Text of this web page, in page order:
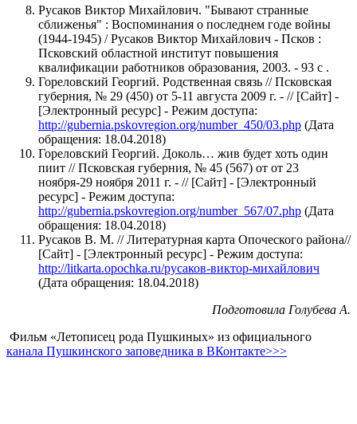
Русаков Виктор Михайлович. "Бывают странные
сближенья" : Воспоминания о последнем годе войны
(1944-1945) / Русаков Виктор Михайлович - Псков :
Псковский областной институт повышения
квалификации работников образования, 2003. - 93 с .
Гореловский Георгий. Родственная связь // Псковская
губерния, № 29 (450) от 5-11 августа 2009 г. - // [Сайт] -
[Электронный ресурс] - Режим доступа:
http://gubernia.pskovregion.org/number_450/03.php (Дата
обращения: 18.04.2018)
Гореловский Георгий. Доколь… жив будет хоть один
пиит // Псковская губерния, № 45 (567) от от 23
ноября-29 ноября 2011 г. - // [Сайт] - [Электронный
ресурс] - Режим доступа:
http://gubernia.pskovregion.org/number_567/07.php (Дата
обращения: 18.04.2018)
Русаков В. М. // Литературная карта Опоческого района//
[Сайт] - [Электронный ресурс] - Режим доступа:
http://litkarta.opochka.ru/русаков-виктор-михайлович
(Дата обращения: 18.04.2018)
Подготовила Голубева А.
Фильм «Летописец рода Пушкиных» из официального
канала Пушкинского заповедника в ВКонтакте>>>